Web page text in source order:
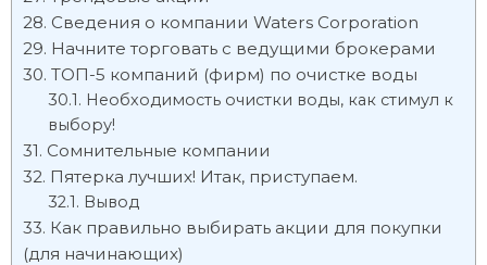
Сведения о компании Waters Corporation
Начните торговать с ведущими брокерами
ТОП-5 компаний (фирм) по очистке воды
Необходимость очистки воды, как стимул к
выбору!
Сомнительные компании
Пятерка лучших! Итак, приступаем.
Вывод
Как правильно выбирать акции для покупки
(для начинающих)